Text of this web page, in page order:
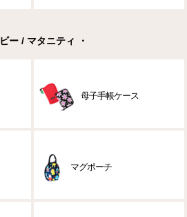
ー / マタニティ ・
母子手帳ケース
マグポーチ